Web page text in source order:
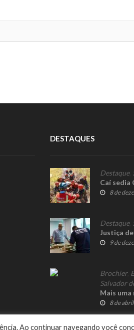
DESTAQUES
Destaque,
Caí sedia
8 de
Destaque,
Justiça
9 de
Brochier,
Salvador
Mais
8 de
Ao continuar navegando você